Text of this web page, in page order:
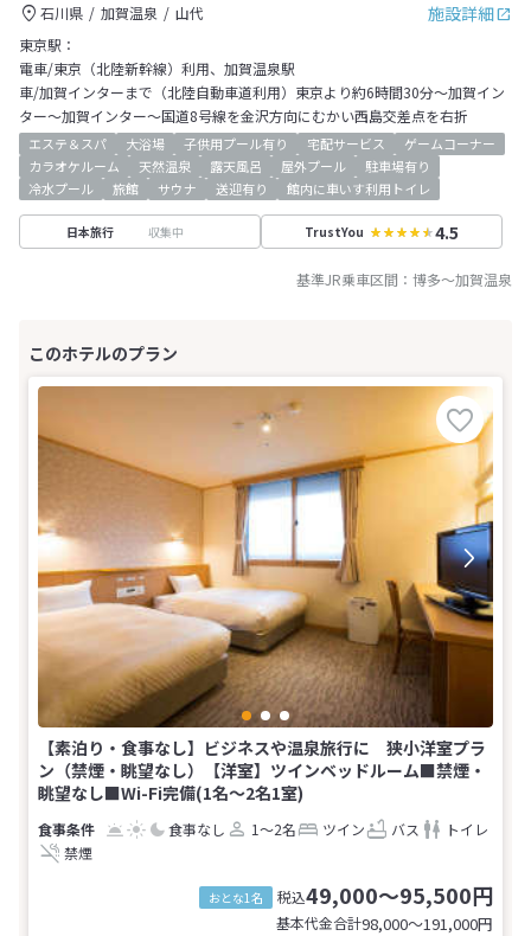
施設詳細
石川県 加賀温泉
山代
東京駅：
電車/東京（北陸新幹線）利用、加賀温泉駅
車/加賀インターまで（北陸自動車道利用）東京より約6時間30分～加賀イン
ター～加賀インター～国道8号線を金沢方向にむかい西島交差点を右折
エステ＆スパ 大浴場 子供用プール有り 宅配サービス
ゲームコーナー
カラオケルーム
天然温泉 露天風呂 屋外プール
駐車場有り
冷水プール
旅館 サウナ 送迎有り 館内に車いす利用トイレ
日本旅行 収集中 TrustYou 4.5
基準JR乗車区間： 博多～加賀温泉
【素泊り・食事なし】ビジネスや温泉旅行に 狭小洋室プラ
ン（禁煙・眺望なし）【洋室】ツインベッドルーム■禁煙・
眺望なし■Wi-Fi完備(1名～2名1室)
食事なし 1～2名 ツイン バス
トイレ
禁煙
おとな1名 税込49,000～95,500円
基本代金合計98,000〜191,000円